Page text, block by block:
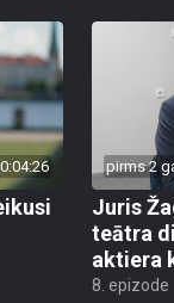
pirms 2
Juris
teātra
aktiera
8. epizode